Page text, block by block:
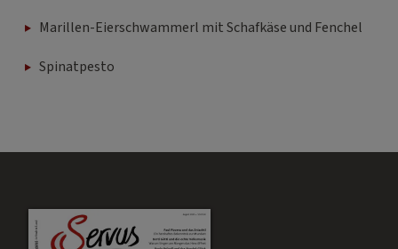
Marillen-Eierschwammerl mit Schafkäse und Fenchel
Spinatpesto